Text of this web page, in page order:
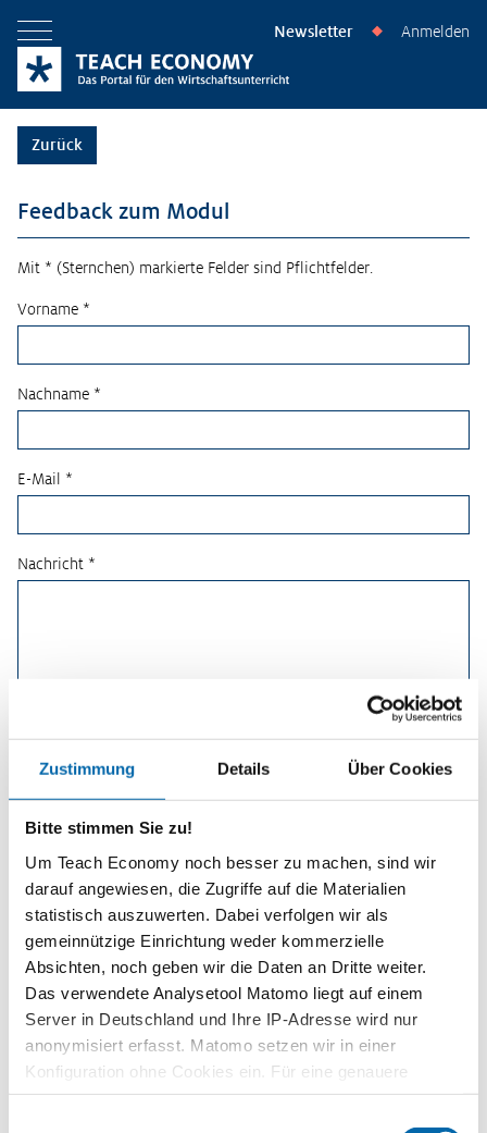
Zustimmung Details Über Cookies
Bitte stimmen Sie zu!
Um Teach Economy noch besser zu machen, sind wir
darauf angewiesen, die Zugriffe auf die Materialien
statistisch auszuwerten. Dabei verfolgen wir als
gemeinnützige Einrichtung weder kommerzielle
Absichten, noch geben wir die Daten an Dritte weiter.
Das verwendete Analysetool Matomo liegt auf einem
Server in Deutschland und Ihre IP-Adresse wird nur
anonymisiert erfasst. Matomo setzen wir in einer
Konfiguration ohne Cookies ein. Für eine genauere
Analyse bitte wir Sie, auch den optional wählbaren
Menü öffnen Newsletter ◆ Anmelden
Zurück
Feedback zum Modul
Mit * (Sternchen) markierte Felder sind Pflichtfelder.
Vorname *
Nachname *
E-Mail *
Nachricht *
Planspiele
Spielerisch wirtschaftliche
Zusammenhänge erfahren und
verstehen – mit den Planspielen
WIWAG, Ecoland und Isle of Economy